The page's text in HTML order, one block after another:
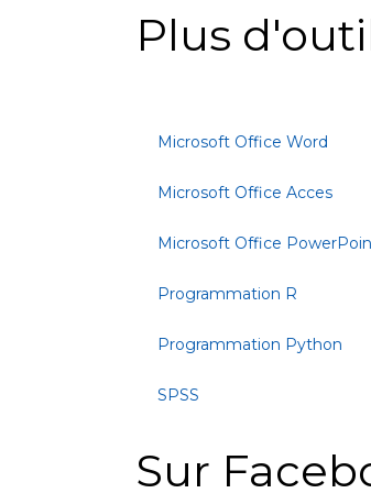
Plus
Microsoft Office Word
Microsoft Office Acces
Microsoft Office
Programmation R
Programmation Python
SPSS
Sur